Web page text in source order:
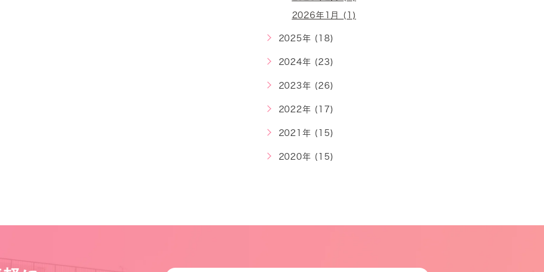
2026年1月 (1)
2025年 (18)
2024年 (23)
2023年 (26)
2022年 (17)
2021年 (15)
2020年 (15)